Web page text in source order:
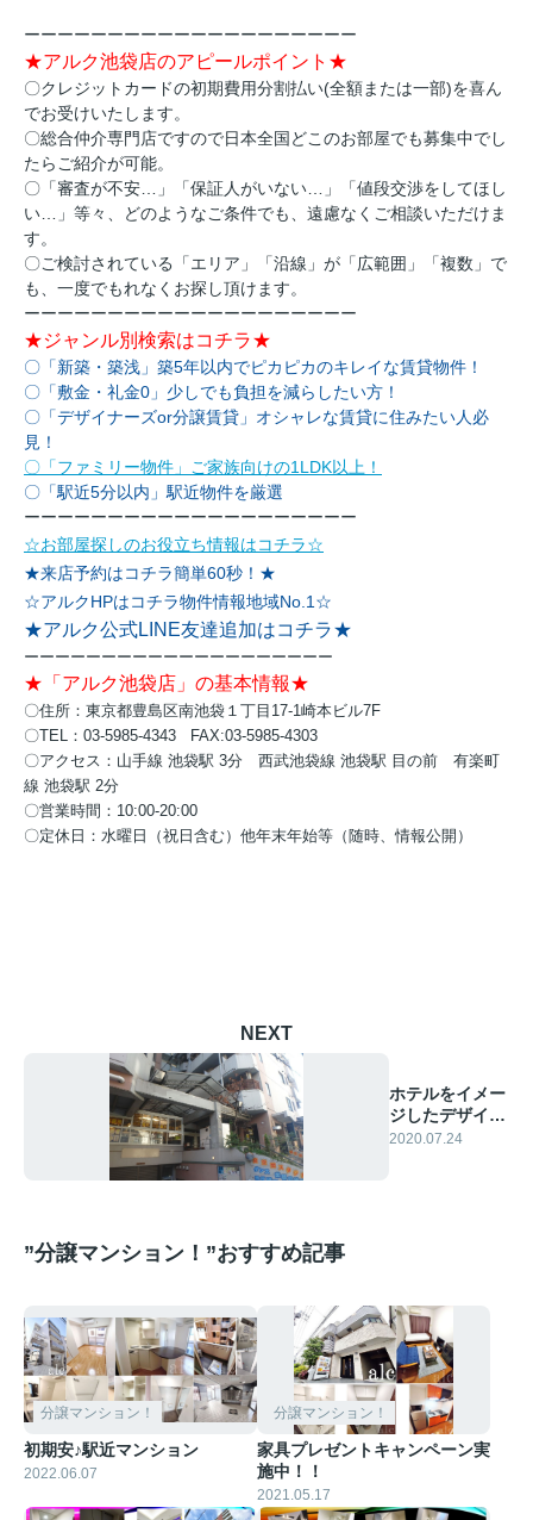
ーーーーーーーーーーーーーーーーーーーー
★アルク池袋店のアピールポイント★
〇クレジットカードの初期費用分割払い(全額または一部)を喜ん
でお受けいたします。
〇総合仲介専門店ですので日本全国どこのお部屋でも募集中でし
たらご紹介が可能。
〇「審査が不安…」「保証人がいない…」「値段交渉をしてほし
い…」等々、どのようなご条件でも、遠慮なくご相談いただけま
す。
〇ご検討されている「エリア」「沿線」が「広範囲」「複数」で
も、一度でもれなくお探し頂けます。
ーーーーーーーーーーーーーーーーーーーー
★ジャンル別検索はコチラ★
〇「新築・築浅」築5年以内でピカピカのキレイな賃貸物件！
〇「敷金・礼金0」少しでも負担を減らしたい方！
〇「デザイナーズor分譲賃貸」オシャレな賃貸に住みたい人必
見！
〇「ファミリー物件」ご家族向けの1LDK以上！
〇「駅近5分以内」駅近物件を厳選
ーーーーーーーーーーーーーーーーーーーー
☆お部屋探しのお役立ち情報はコチラ☆
★来店予約はコチラ簡単60秒！★
☆アルクHPはコチラ物件情報地域No.1☆
★アルク公式LINE友達追加はコチラ★
ーーーーーーーーーーーーーーーーーーーー
★「アルク池袋店」の基本情報★
〇住所：東京都豊島区南池袋１丁目17-1崎本ビル7F
〇TEL：03-5985-4343 FAX:03-5985-4303
〇アクセス： 山手線 池袋駅 3分 西武池袋線 池袋駅 目の前 有楽町
線 池袋駅 2分
〇営業時間：10:00-20:00
〇定休日：水曜日（祝日含む）他年末年始等（随時、情報公開）
NEXT
ホテルをイメー
ジしたデザイナ
ーズマンショ
2020.07.24
”分譲マンション！”おすすめ記事
分譲マンション！
初期安♪駅近マンション
2022.06.07
分譲マンション！
家具プレゼントキャンペーン実
施中！！
2021.05.17